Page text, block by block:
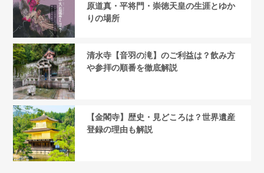
原道真・平将門・崇徳天皇の生涯とゆか
りの場所
清水寺【音羽の滝】のご利益は？飲み方
や参拝の順番を徹底解説
【金閣寺】歴史・見どころは？世界遺産
登録の理由も解説